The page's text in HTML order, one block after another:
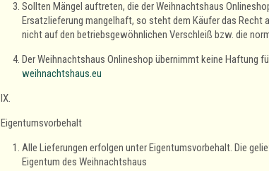
Sollten Mängel auftreten, die der Weihnachtshaus
Ersatzlieferung mangelhaft, so steht dem Käufer das Recht
nicht auf den betriebsgewöhnlichen Verschleiß bzw. die
Der Weihnachtshaus Onlineshop übernimmt keine Haftung
weihnachtshaus.eu
IX.
Eigentumsvorbehalt
Alle Lieferungen erfolgen unter Eigentumsvorbehalt. Die
Eigentum des Weihnachtshaus